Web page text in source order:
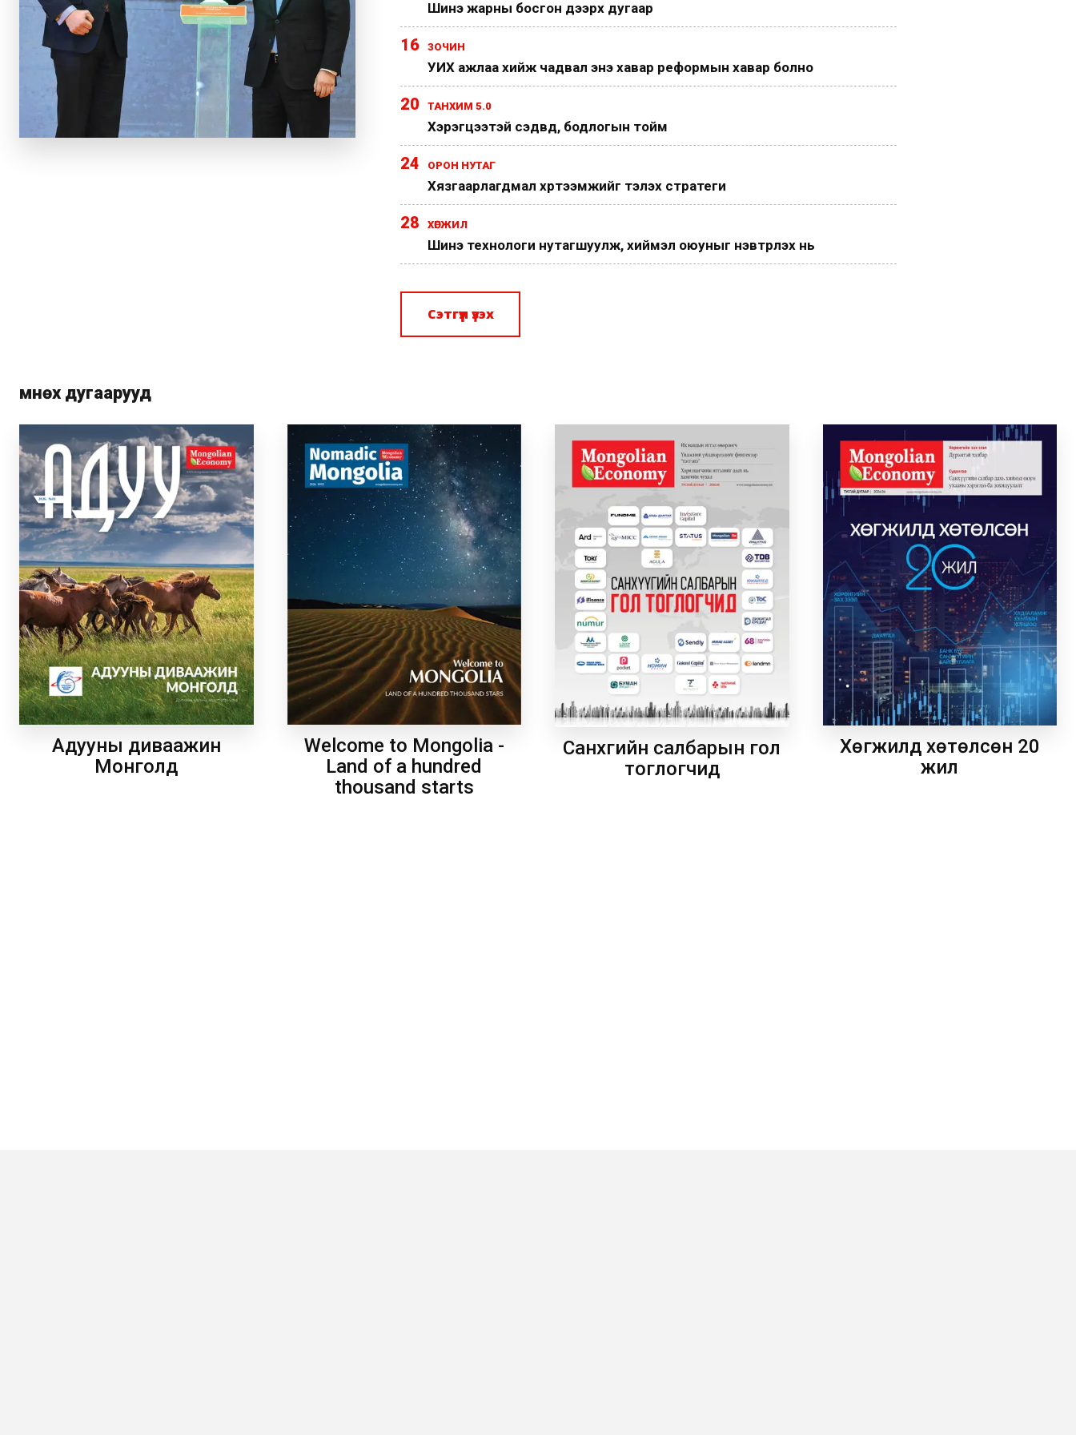
Шинэ жарны босгон дээрх дугаар
16 ЗОЧИН
УИХ ажлаа хийж чадвал энэ хавар реформын хавар болно
20 ТАНХИМ 5.0
Хэрэгцээтэй сэдвүүд, бодлогын тойм
24 ОРОН НУТАГ
Хязгаарлагдмал хүртээмжийг тэлэх стратеги
28 ХӨГЖИЛ
Шинэ технологи нутагшуулж, хиймэл оюуныг нэвтрүүлэх нь
Сэтгүүл үзэх
Өмнөх дугаарууд
Адууны диваажин
Монголд
Welcome to Mongolia -
Land of a hundred
thousand starts
Санхүүгийн салбарын гол
тоглогчид
Хөгжилд хөтөлсөн 20
жил